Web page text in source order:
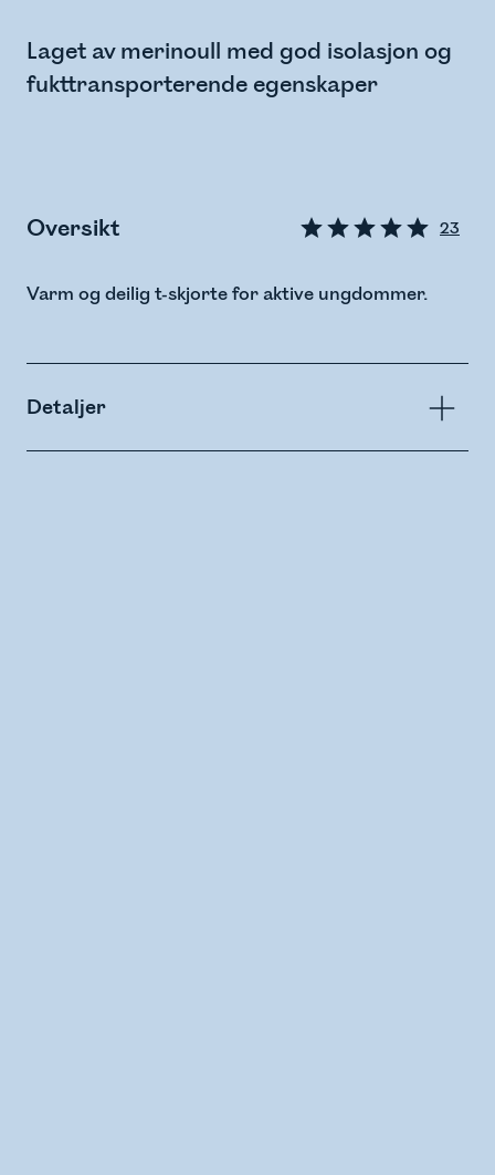
Laget av merinoull med god isolasjon og
fukttransporterende egenskaper
Oversikt 23
Varm og deilig t-skjorte for aktive ungdommer.
Detaljer